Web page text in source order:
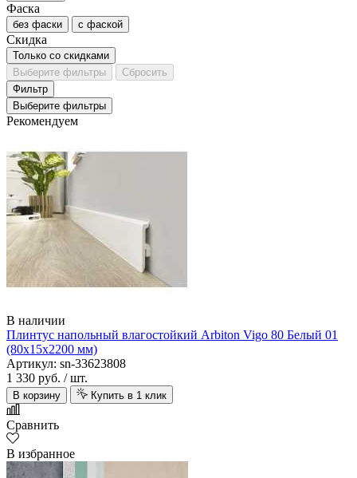
Фаска
без фаски с фаской
Скидка
Только со cкидками
Выберите фильтры
Сбросить
Фильтр
Выберите фильтры
Рекомендуем
В наличии
Плинтус напольный влагостойкий Arbiton Vigo 80 Белый 01
(80х15х2200 мм)
Артикул: sn-33623808
1 330 руб. / шт.
В корзину Купить в 1 клик
Сравнить
В избранное